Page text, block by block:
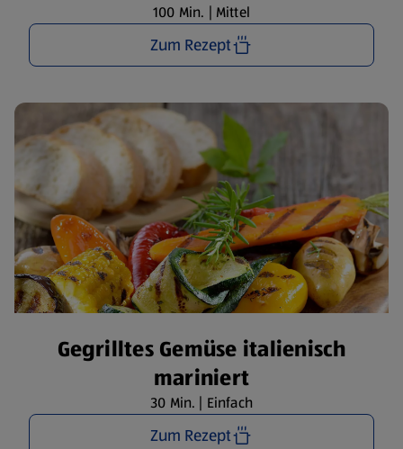
100 Min. | Mittel
Zum Rezept
Gegrilltes Gemüse italienisch
mariniert
30 Min. | Einfach
Zum Rezept